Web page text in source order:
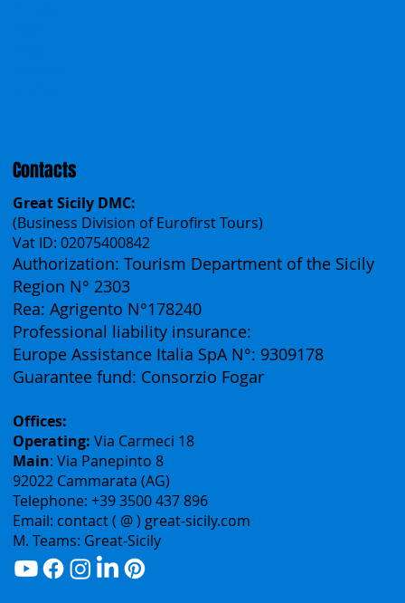
Contacts
Great Sicily DMC:
(Business Division of Eurofirst Tours)
Vat ID: 02075400842
Authorization: Tourism Department of the Sicily
Region N° 2303
Rea: Agrigento N°178240
Professional liability insurance:
Europe Assistance Italia SpA N°: 9309178
Guarantee fund: Consorzio Fogar
Offices:
Operating: Via Carmeci 18
Main: Via Panepinto 8
92022 Cammarata (AG)
Telephone: +39 3500 437 896
Email: contact ( @ ) great-sicily.com
M. Teams: Great-Sicily